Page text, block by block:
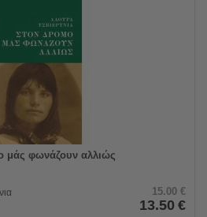
μάς φωνάζουν αλλιώς
15.00 €
13.50 €